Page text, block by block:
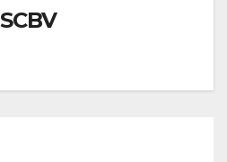
SCBV